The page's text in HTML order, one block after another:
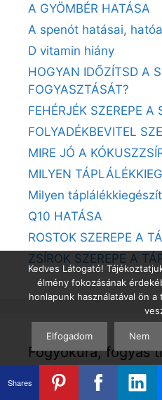
A GYÖMBÉR HATÁSA
A spenót hatásai,
D vitamin hiány
HOGYAN IDŐZÍTSD A
FOGYASZTÁSÁT?
FEHÉRJÉK SZEREPE A
FOLYADÉKBEVITEL
MIRE JÓ A
MILYEN
Milyen
Q10 HATÁSA
ROSTOK SZEREPE A
ZSÍROK SZEREPE A
Fogyókúra, fogyás
12 TIPP AZ
Kedves Látogató!
élmény fokozásának
honlapunk használatával ön
Elfogadom Nem
Shares